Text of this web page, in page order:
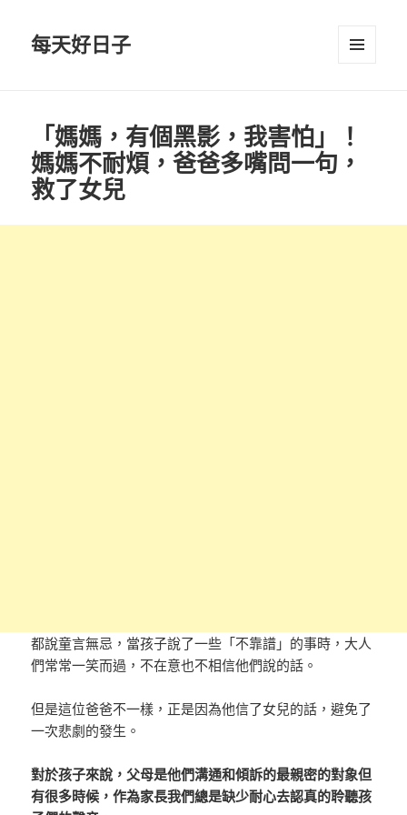
每天好日子
「媽媽，有個黑影，我害怕」！
媽媽不耐煩，爸爸多嘴問一句，
救了女兒
都說童言無忌，當孩子說了一些「不靠譜」的事時，大人
們常常一笑而過，不在意也不相信他們說的話。
但是這位爸爸不一樣，正是因為他信了女兒的話，避免了
一次悲劇的發生。
對於孩子來說，父母是他們溝通和傾訴的最親密的對象但
有很多時候，作為家長我們總是缺少耐心去認真的聆聽孩